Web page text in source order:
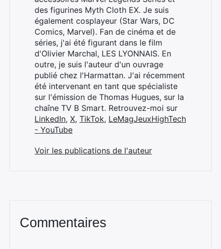
des figurines Myth Cloth EX. Je suis
également cosplayeur (Star Wars, DC
Comics, Marvel). Fan de cinéma et de
séries, j'ai été figurant dans le film
d'Olivier Marchal, LES LYONNAIS. En
outre, je suis l'auteur d'un ouvrage
publié chez l'Harmattan. J'ai récemment
été intervenant en tant que spécialiste
sur l'émission de Thomas Hugues, sur la
chaîne TV B Smart. Retrouvez-moi sur
LinkedIn, X, TikTok, LeMagJeuxHighTech
- YouTube
Voir les publications de l'auteur
Commentaires